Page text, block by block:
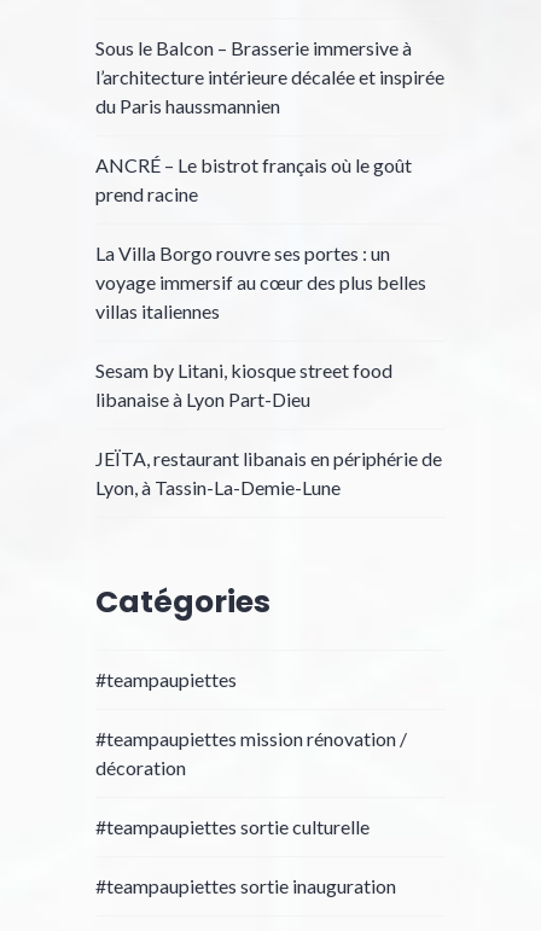
Sous le Balcon – Brasserie immersive à
l’architecture intérieure décalée et inspirée
du Paris haussmannien
ANCRÉ – Le bistrot français où le goût
prend racine
La Villa Borgo rouvre ses portes : un
voyage immersif au cœur des plus belles
villas italiennes
Sesam by Litani, kiosque street food
libanaise à Lyon Part-Dieu
JEÏTA, restaurant libanais en périphérie de
Lyon, à Tassin-La-Demie-Lune
Catégories
#teampaupiettes
#teampaupiettes mission rénovation /
décoration
#teampaupiettes sortie culturelle
#teampaupiettes sortie inauguration